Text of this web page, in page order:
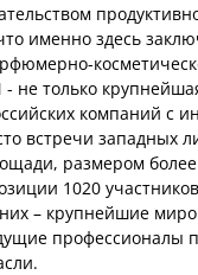
именно здесь
- не только
компаний с
встречи западных
размером
1020
– крупнейшие
профессионалы